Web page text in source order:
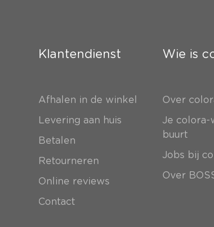
Klantendienst
Afhalen in de winkel
Levering aan huis
Betalen
Retourneren
Online reviews
Contact
Wie is
Over
Je colora-
buurt
Jobs bij
Over